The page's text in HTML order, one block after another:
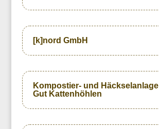
[k]nord GmbH
Kompostier- und Häckselanlage
Gut Kattenhöhlen